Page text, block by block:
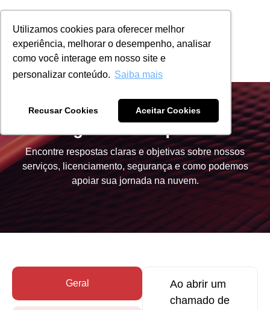
Utilizamos cookies para oferecer melhor
experiência, melhorar o desempenho, analisar
como você interage em nosso site e
personalizar conteúdo. Saiba mais
Recusar Cookies Aceitar Cookies
Perguntas Frequentes
Encontre respostas claras e objetivas sobre nossos
serviços, licenciamento, segurança e como podemos
apoiar sua jornada na nuvem.
Geral
Ao abrir um
chamado de